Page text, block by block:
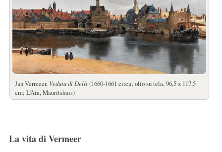
Jan Vermeer, Veduta di Delft(1660-1661 circa; olio su tela, 96,5 x 117,5
cm; L’Aia, Mauritshuis)
La vita di Vermeer